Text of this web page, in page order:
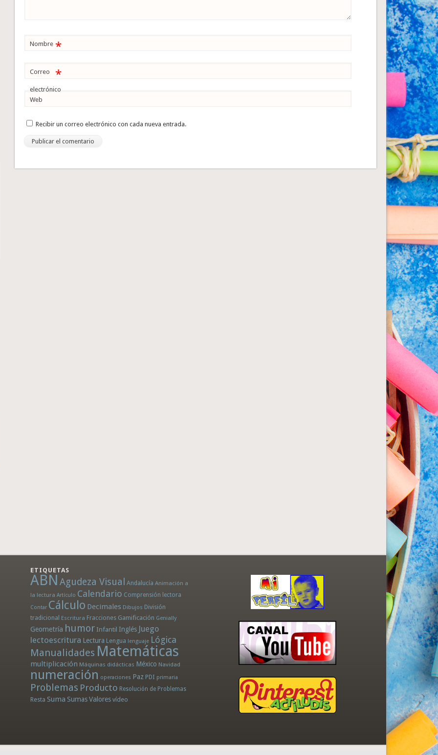
Nombre *
Correo
electrónico
*
Web
Recibir un correo electrónico con cada nueva entrada.
ETIQUETAS
ABN Agudeza Visual Andalucía Animación a
la lectura Artículo Calendario Comprensión lectora
Contar Cálculo Decimales Dibujos División
tradicional Escritura Fracciones Gamificación Genially
Geometría humor Infantil Inglés Juego
lectoescritura Lectura Lengua lenguaje Lógica
Manualidades Matemáticas
multiplicación Máquinas didácticas México Navidad
numeración operaciones Paz PDI primaria
Problemas Producto Resolución de Problemas
Resta Suma SumasValores vídeo